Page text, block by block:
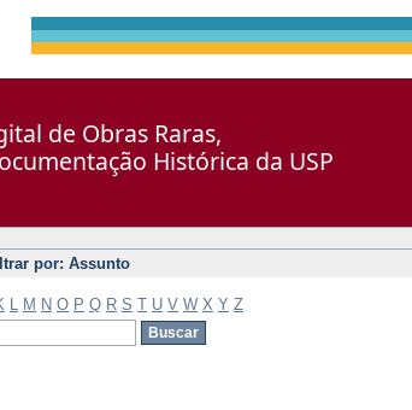
de Obras Raras,
Histórica da USP
por: Assunto
M N O P Q R S T U V W X Y Z